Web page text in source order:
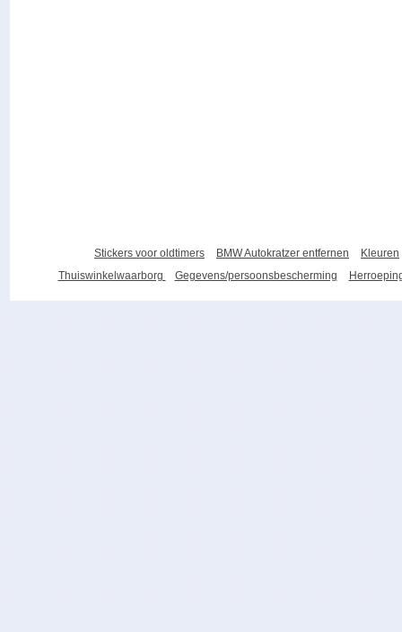
Stickers voor oldtimers BMW Autokratzer entfernen
Kleuren
Thuiswinkelwaarborg
Gegevens/persoonsbescherming